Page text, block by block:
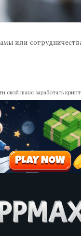
или
свой шанс заработать